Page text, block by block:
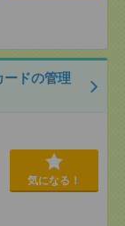
ードの管理
気になる！